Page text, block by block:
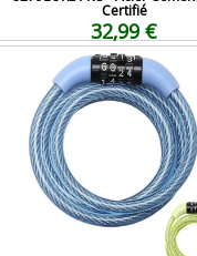
Certifié
32,99 €